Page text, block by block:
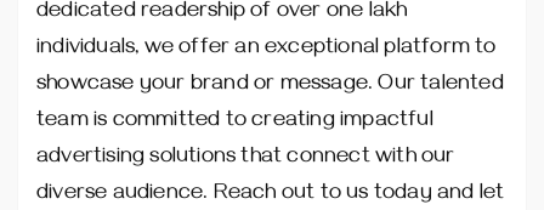
dedicated readership of over one lakh
individuals, we offer an exceptional platform to
showcase your brand or message. Our talented
team is committed to creating impactful
advertising solutions that connect with our
diverse audience. Reach out to us today and let